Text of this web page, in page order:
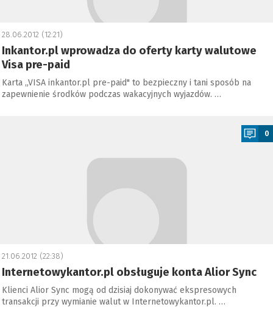
28.06.2012 (12:21)
Inkantor.pl wprowadza do oferty karty walutowe
Visa pre-paid
Karta „VISA inkantor.pl pre-paid" to bezpieczny i tani sposób na
zapewnienie środków podczas wakacyjnych wyjazdów. …
0
21.06.2012 (22:38)
Internetowykantor.pl obsługuje konta Alior Sync
Klienci Alior Sync mogą od dzisiaj dokonywać ekspresowych
transakcji przy wymianie walut w Internetowykantor.pl. …